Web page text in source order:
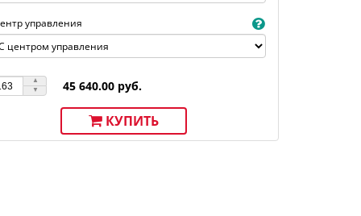
управления
45 640.00 руб.
КУПИТЬ